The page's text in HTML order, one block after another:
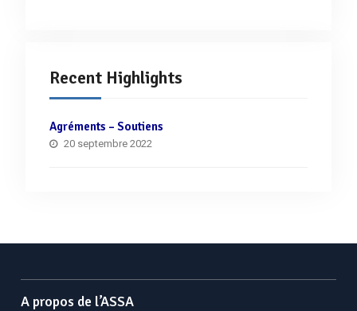
Recent Highlights
Agréments – Soutiens
20 septembre 2022
A propos de l’ASSA